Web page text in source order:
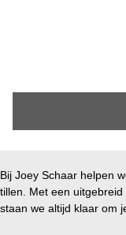
Bij Joey Schaar helpen
tillen. Met een
staan we altijd klaar om